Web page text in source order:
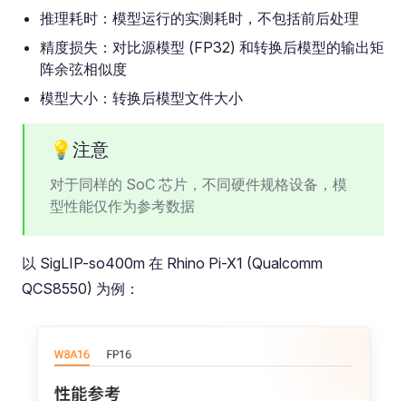
推理耗时：模型运行的实测耗时，不包括前后处理
精度损失：对比源模型 (FP32) 和转换后模型的输出矩
阵余弦相似度
模型大小：转换后模型文件大小
💡注意
对于同样的 SoC 芯片，不同硬件规格设备，模
型性能仅作为参考数据
以 SigLIP-so400m 在 Rhino Pi-X1 (Qualcomm
QCS8550) 为例：